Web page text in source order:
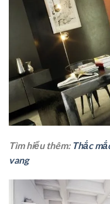
Tìm hiểu thêm: Thắc
vang